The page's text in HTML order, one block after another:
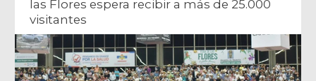
las Flores espera recibir a más de 25.000
visitantes